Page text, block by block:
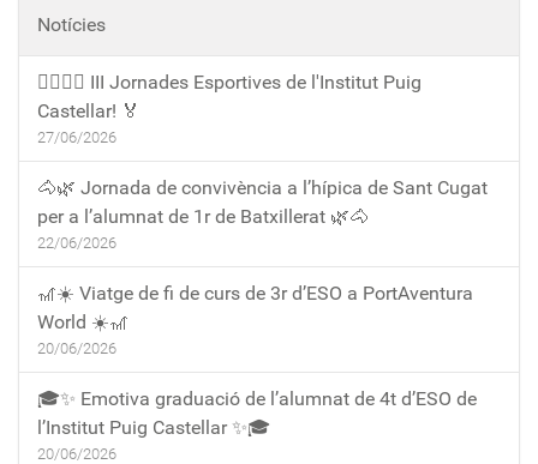
Notícies
🏃‍♀️🏃‍♂️ III Jornades Esportives de l'Institut Puig
Castellar! 🏅
27/06/2026
🐴🌿 Jornada de convivència a l’hípica de Sant Cugat
per a l’alumnat de 1r de Batxillerat 🌿🐴
22/06/2026
🎢☀️ Viatge de fi de curs de 3r d’ESO a PortAventura
World ☀️🎢
20/06/2026
🎓✨ Emotiva graduació de l’alumnat de 4t d’ESO de
l’Institut Puig Castellar ✨🎓
20/06/2026